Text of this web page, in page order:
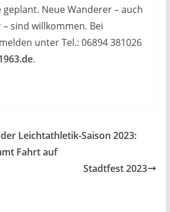
Neue Wanderer – auch
sind willkommen. Bei
unter Tel.: 06894 381026
.
Leichtathletik-Saison 2023:
Fahrt auf
Stadtfest 2023